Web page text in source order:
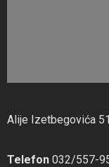
Alije Izetbegovića
Telefon 032/557-